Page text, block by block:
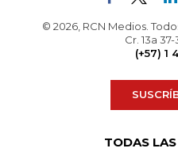
© 2026, RCN Medios.
Cr. 13a
(+57) 1
TODAS